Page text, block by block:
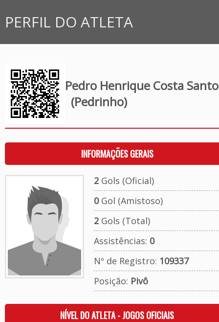
PERFIL DO ATLETA
Pedro Henrique Costa
(Pedrinho)
INFORMAÇÕES GERAIS
2Gols (Oficial)
0Gol (Amistoso)
2Gols (Total)
Assistências: 0
Nº de Registro: 109337
Posição: Pivô
NÍVEL DO ATLETA - JOGOS OFICIAIS